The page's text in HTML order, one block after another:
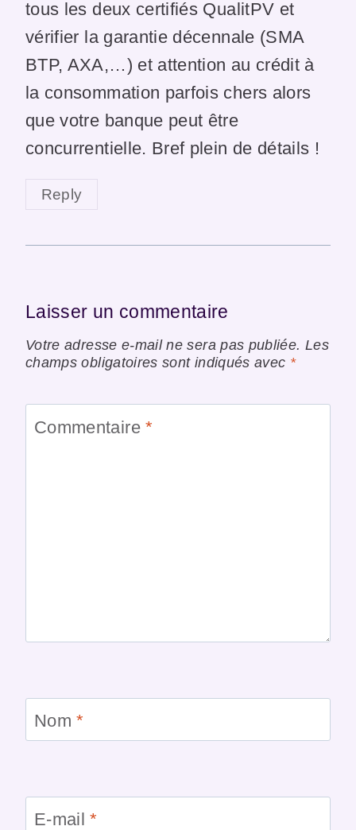
tous les deux certifiés QualitPV et
vérifier la garantie décennale (SMA
BTP, AXA,…) et attention au crédit à
la consommation parfois chers alors
que votre banque peut être
concurrentielle. Bref plein de détails !
Reply
Laisser un commentaire
Votre adresse e-mail ne sera pas publiée. Les
champs obligatoires sont indiqués avec *
Commentaire*
Nom*
E-mail*